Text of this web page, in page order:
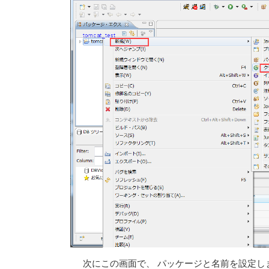
次にこの画面で、 パッケージと名前を設定し